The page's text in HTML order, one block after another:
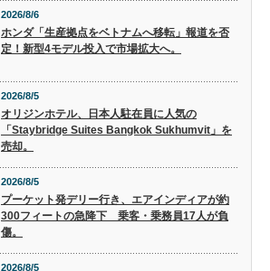
2026/8/6
ホンダ「生産拠点をベトナムへ移転」報道を否
定！新型4モデル投入で市場拡大へ。
2026/8/5
オリジンホテル、日本人駐在員に人気の
「Staybridge Suites Bangkok Sukhumvit」を
売却。
2026/8/5
プーケット発デリー行き、エアインディアが約
300フィートの急降下 乗客・乗務員17人が負
傷。
2026/8/5